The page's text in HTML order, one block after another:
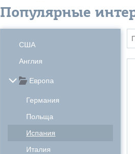
Популярные
США
Англия
Европа
Германия
Польща
Испания
Италия